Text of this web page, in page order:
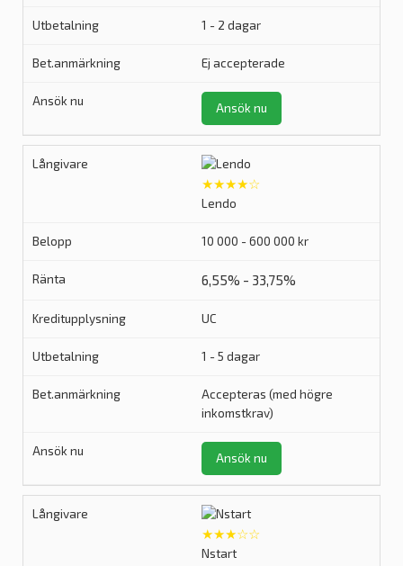
1 - 2 dagar
Ej accepterade
Ansök nu
★★★★☆
Lendo
10 000 - 600 000 kr
6,55% - 33,75%
UC
1 - 5 dagar
Accepteras (med högre
inkomstkrav)
Ansök nu
★★★☆☆
Nstart